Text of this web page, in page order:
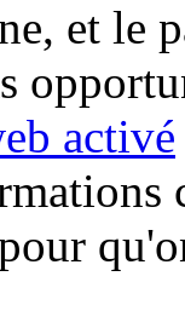
et le
activé